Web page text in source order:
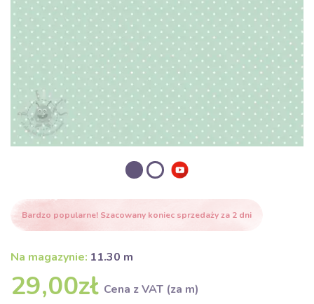
Bardzo popularne! Szacowany koniec sprzedaży za 2 dni
Na magazynie: 11.30 m
29,00zł Cena z VAT (za m)